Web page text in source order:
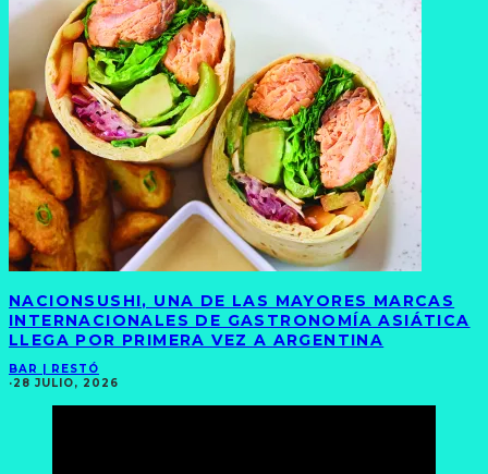
NACIONSUSHI, UNA DE LAS MAYORES MARCAS
INTERNACIONALES DE GASTRONOMÍA ASIÁTICA
LLEGA POR PRIMERA VEZ A ARGENTINA
BAR | RESTÓ
·28 JULIO, 2026